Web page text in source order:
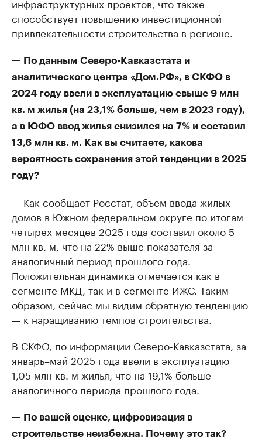
инфраструктурных проектов, что также
способствует повышению инвестиционной
привлекательности строительства в регионе.
— По данным Северо-Кавказстата и
аналитического центра «Дом.РФ», в СКФО в
2024 году ввели в эксплуатацию свыше 9 млн
кв. м жилья (на 23,1% больше, чем в 2023 году),
а в ЮФО ввод жилья снизился на 7% и составил
13,6 млн кв. м. Как вы считаете, какова
вероятность сохранения этой тенденции в 2025
году?
— Как сообщает Росстат, объем ввода жилых
домов в Южном федеральном округе по итогам
четырех месяцев 2025 года составил около 5
млн кв. м, что на 22% выше показателя за
аналогичный период прошлого года.
Положительная динамика отмечается как в
сегменте МКД, так и в сегменте ИЖС. Таким
образом, сейчас мы видим обратную тенденцию
— к наращиванию темпов строительства.
В СКФО, по информации Северо-Кавказстата, за
январь–май 2025 года ввели в эксплуатацию
1,05 млн кв. м жилья, что на 19,1% больше
аналогичного периода прошлого года.
— По вашей оценке, цифровизация в
строительстве неизбежна. Почему это так?